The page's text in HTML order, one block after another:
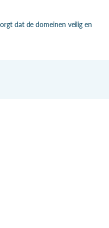
dat de domeinen veilig en